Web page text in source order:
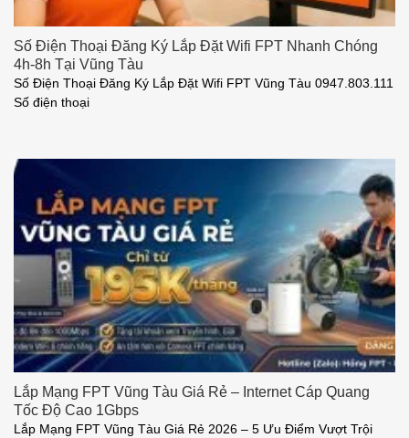
Số Điện Thoại Đăng Ký Lắp Đặt Wifi FPT Nhanh Chóng
4h-8h Tại Vũng Tàu
Số Điện Thoại Đăng Ký Lắp Đặt Wifi FPT Vũng Tàu 0947.803.111
Số điện thoại
Lắp Mạng FPT Vũng Tàu Giá Rẻ – Internet Cáp Quang
Tốc Độ Cao 1Gbps
Lắp Mạng FPT Vũng Tàu Giá Rẻ 2026 – 5 Ưu Điểm Vượt Trội